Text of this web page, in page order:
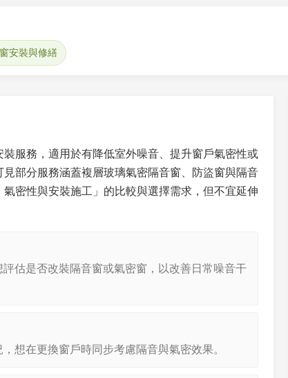
安裝與修繕
服務，適用於有降低室外噪音、提升窗戶氣密性或
部分服務涵蓋複層玻璃氣密隔音窗、防盜窗與隔音
密性與安裝施工」的比較與選擇需求，但不宜延伸
估是否改裝隔音窗或氣密窗，以改善日常噪音干
想在更換窗戶時同步考慮隔音與氣密效果。